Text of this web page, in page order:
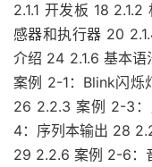
2.1.1 开发板 18
感器和执行器 20
介绍 24 2.1.6 基本
案例 2-1：Blink闪烁
26 2.2.3 案例 2-3
4：序列本输出 28
29 2.2.6 案例 2-6：